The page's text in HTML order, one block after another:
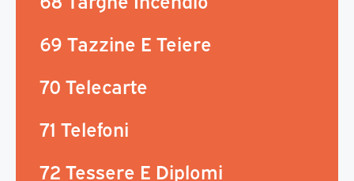
69 Tazzine E Teiere
70 Telecarte
71 Telefoni
72 Tessere E Diplomi